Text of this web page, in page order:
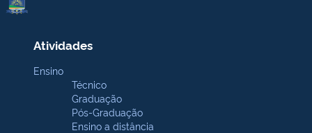
Atividades
Ensino
Técnico
Graduação
Pós-Graduação
Ensino a distância